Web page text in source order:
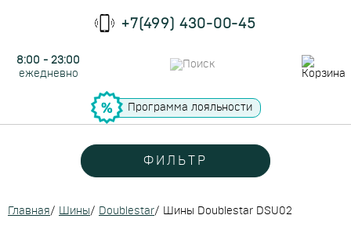
+7(499) 430-00-45
8:00 - 23:00
ежедневно
Программа лояльности
ФИЛЬТР
Главная/ Шины/ Doublestar/ Шины Doublestar DSU02